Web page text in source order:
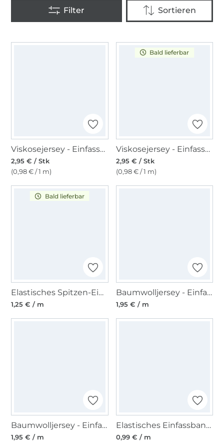
Viskosejersey - Einfassband 3m, hellgrau meliert
2,95 € / Stk
(0,98 € / 1 m)
Bald lieferbar
Viskosejersey - Einfassband 3m, senfgelb
2,95 € / Stk
(0,98 € / 1 m)
Bald lieferbar
Elastisches Spitzen-Einfassband mit Stickerei altrosa 12 mm
1,25 € / m
Baumwolljersey - Einfassband quer, altgrün
1,95 € / m
Baumwolljersey - Einfassband quer, cognac
1,95 € / m
Elastisches Einfassband, senfgelb 15 mm
0,99 € / m